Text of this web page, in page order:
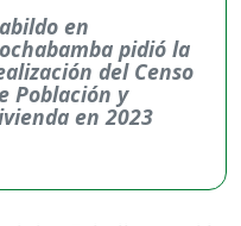
en
pidió la
del Censo
Población y
en 2023